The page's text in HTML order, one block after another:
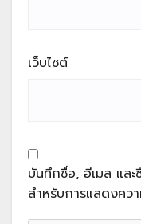
เว็บไซต์
บันทึกชื่อ, อีเมล และ
สำหรับการแสดงคว